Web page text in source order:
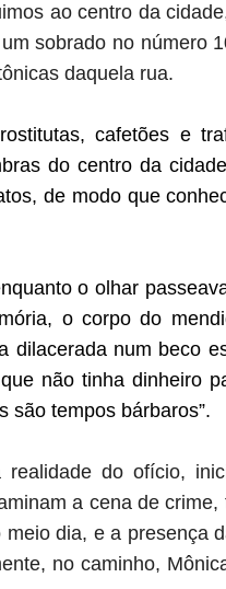
ao centro da
sobrado no número
daquela rua.
cafetões e
do centro da
de modo que
o olhar
o corpo do
dilacerada num beco
não tinha dinheiro
são tempos bárbaros”.
do ofício,
a cena de
dia, e a presença
no caminho,